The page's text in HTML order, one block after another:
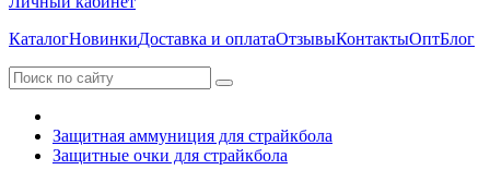
КаталогНовинкиДоставка и оплатаОтзывыКонтактыОптБлог
Защитная аммуниция для страйкбола
Защитные очки для страйкбола